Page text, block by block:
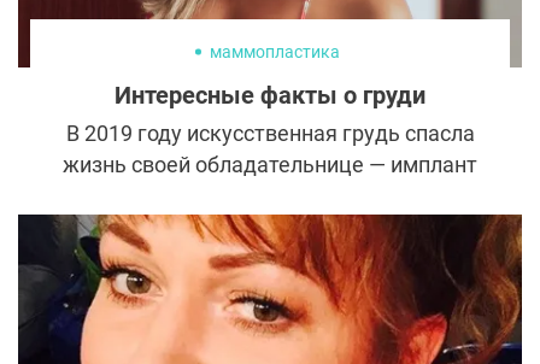
маммопластика
Интересные факты о груди
В 2019 году искусственная грудь спасла
жизнь своей обладательнице — имплант
важные органы. Рассказываем
любопытные факты о груди и ее
особенностях.